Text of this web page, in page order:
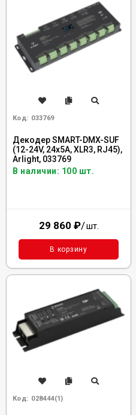
Код: 033769
Декодер SMART-DMX-SUF
(12-24V, 24x5A, XLR3, RJ45),
Arlight, 033769
В наличии: 100 шт.
29 860 ₽/шт.
В корзину
Код: 028444(1)